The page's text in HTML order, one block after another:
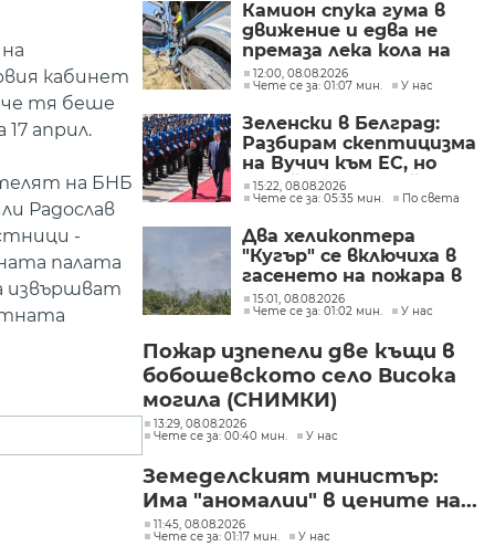
кабинет
тя беше
април.
на БНБ
Радослав
-
палата
извършват
Камион спука гума в
движение и едва не
премаза лека кола на
Подбалканския път
(СНИМКИ)
12:00, 08.08.2026
Чете се за: 01:07 мин.
У нас
Зеленски в Белград:
Разбирам скептицизма
на Вучич към ЕС, но
Украйна е във война и
няма време за
скептицизъм
15:22, 08.08.2026
Чете се за: 05:35 мин.
По света
Два хеликоптера
"Кугър" се включиха в
гасенето на пожара в
Асеновградско
(СНИМКИ)
15:01, 08.08.2026
Чете се за: 01:02 мин.
У нас
Пожар изпепели две къщи в
бобошевското село Висока
могила (СНИМКИ)
13:29, 08.08.2026
Чете се за: 00:40 мин.
У нас
Земеделският министър:
Има "аномалии" в цените на...
11:45, 08.08.2026
Чете се за: 01:17 мин.
У нас